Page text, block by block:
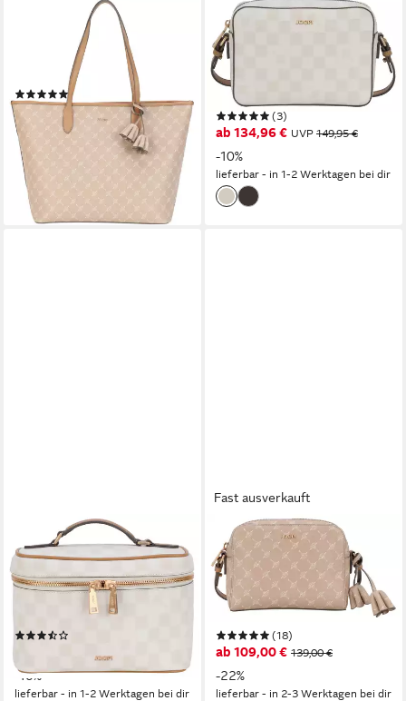
Shopper cortina 1.0 shopper
lhz, Damen Handtasche mit
doppeltem Henkel
(12)
174,90 € UVP 199,95 €
-13%
lieferbar - in 1-2 Werktagen bei dir
JOOP!
Umhängetasche cortina piazza
cloe shoulderbag shz,
Handtasche Damen Tasche
Damen Schultertasche
(3)
ab 134,96 € UVP 149,95 €
-10%
lieferbar - in 1-2 Werktagen bei dir
Kosmetiktasche cortina piazza
flora washbag mhz,
Kulturbeutel Beautycase
UVP
-10%
lieferbar - in 1-2 Werktagen bei dir
Fast ausverkauft
JOOP!
Umhängetasche cortina 1.0
cloe shoulderbag shz,
Handtasche Damen Tasche
(18)
ab 109,00 € 139,00 €
-22%
lieferbar - in 2-3 Werktagen bei dir